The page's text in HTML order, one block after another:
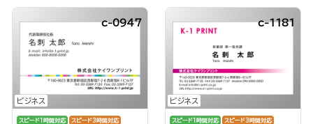
ビジネス
c-0947
スピード1時間対応 スピード3時間対応
ビジネス
c-1181
スピード1時間対応 スピード3時間対応